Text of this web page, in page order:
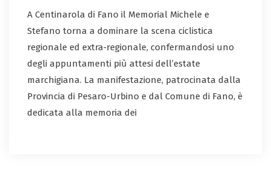
A Centinarola di Fano il Memorial Michele e
Stefano torna a dominare la scena ciclistica
regionale ed extra‑regionale, confermandosi uno
degli appuntamenti più attesi dell’estate
marchigiana. La manifestazione, patrocinata dalla
Provincia di Pesaro-Urbino e dal Comune di Fano, è
dedicata alla memoria dei